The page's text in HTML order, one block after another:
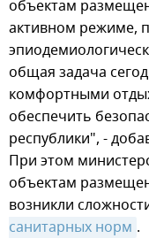
объектам
активном режиме,
общая задача
комфортными
обеспечить
республики", -
При этом
объектам
возникли
санитарных норм .